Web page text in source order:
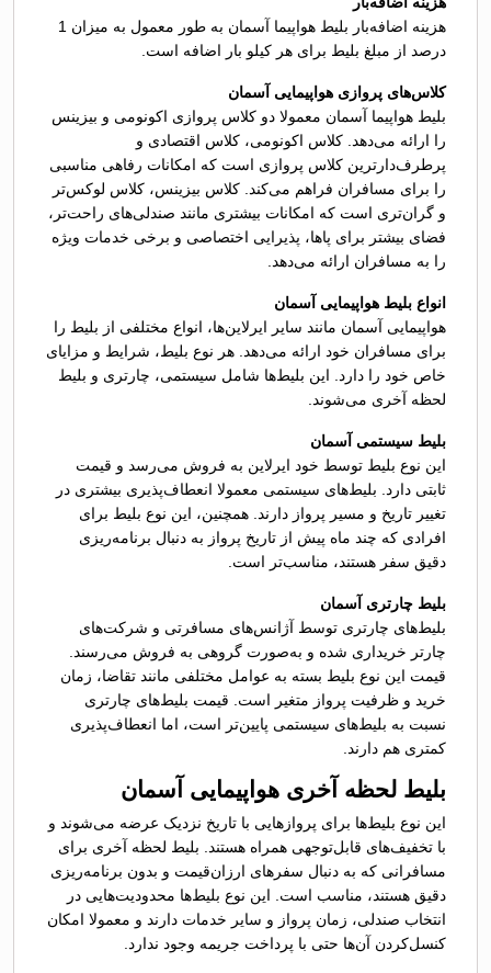
هزینه اضافه‌بار بلیط هواپیما آسمان به طور معمول به میزان 1
درصد از مبلغ بلیط برای هر کیلو بار اضافه است.
کلاس‌های پروازی هواپیمایی آسمان
بلیط هواپیما آسمان معمولا دو کلاس پروازی اکونومی و بیزینس
را ارائه می‌دهد. کلاس اکونومی، کلاس اقتصادی و
پرطرف‌دارترین کلاس پروازی است که امکانات رفاهی مناسبی
را برای مسافران فراهم می‌کند. کلاس بیزینس، کلاس لوکس‌تر
و گران‌تری است که امکانات بیشتری مانند صندلی‌های راحت‌تر،
فضای بیشتر برای پاها، پذیرایی اختصاصی و برخی خدمات ویژه
را به مسافران ارائه می‌دهد.
انواع بلیط هواپیمایی آسمان
هواپیمایی آسمان مانند سایر ایرلاین‌ها، انواع مختلفی از بلیط را
برای مسافران خود ارائه می‌دهد. هر نوع بلیط، شرایط و مزایای
خاص خود را دارد. این بلیط‌ها شامل سیستمی، چارتری و بلیط
لحظه آخری می‌شوند.
بلیط سیستمی آسمان
این نوع بلیط توسط خود ایرلاین به فروش ‌می‌رسد و قیمت
ثابتی دارد. بلیط‌های سیستمی معمولا انعطاف‌پذیری بیشتری در
تغییر تاریخ و مسیر پرواز دارند. همچنین، این نوع بلیط‌ برای
افرادی که چند ماه پیش از تاریخ پرواز به دنبال برنامه‌ریزی
دقیق سفر هستند، مناسب‌تر است.
بلیط چارتری آسمان
بلیط‌های چارتری توسط آژانس‌های مسافرتی و شرکت‌های
چارتر خریداری شده و به‌صورت گروهی به فروش می‌رسند.
قیمت این نوع بلیط‌ بسته به عوامل مختلفی مانند تقاضا، زمان
خرید و ظرفیت پرواز متغیر است. قیمت بلیط‌های چارتری
نسبت به بلیط‌های سیستمی پایین‌تر است، اما انعطاف‌پذیری
کمتری هم دارند.
بلیط لحظه آخری هواپیمایی آسمان
این نوع بلیط‌ها برای پروازهایی با تاریخ نزدیک عرضه می‌شوند و
با تخفیف‌های قابل‌توجهی همراه هستند. بلیط لحظه آخری برای
مسافرانی که به دنبال سفرهای ارزان‌قیمت و بدون برنامه‌ریزی
دقیق هستند، مناسب است. این نوع بلیط‌ها محدودیت‌هایی در
انتخاب صندلی، زمان پرواز و سایر خدمات دارند و معمولا امکان
کنسل‌کردن آن‌ها حتی با پرداخت جریمه وجود ندارد.